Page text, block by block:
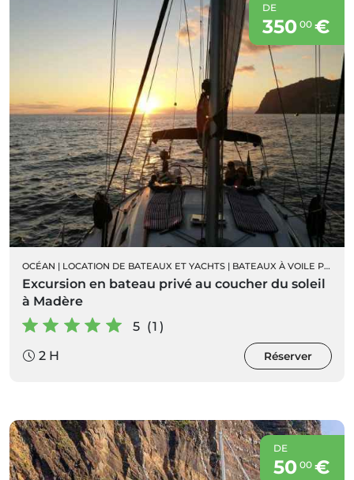
DE
350 00€
OCÉAN | LOCATION DE BATEAUX ET YACHTS | BATEAUX À VOILE PRIVÉS
Excursion en bateau privé au coucher du soleil
à Madère
5 (1)
2 H
Réserver
DE
50 00€